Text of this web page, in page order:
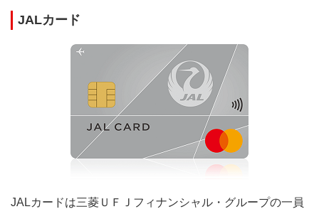
JALカード
JALカードは三菱ＵＦＪフィナンシャル・グループの一員